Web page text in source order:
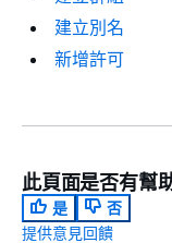
建立別名
新增許可
此頁面是否有幫
是
否
提供意見回饋